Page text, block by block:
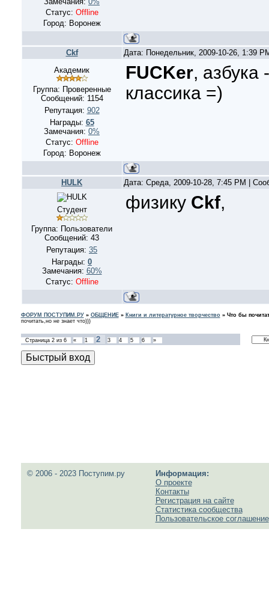
Статус: Offline
Город: Воронеж
Ckf
Дата: Понедельник, 2009-10-26, 1:39
Академик
Группа: Проверенные
Сообщений: 1154
Репутация: 902
Награды: 65
Замечания: 0%
Статус: Offline
Город: Воронеж
FUCKer, азбука
классика =)
HULK Дата: Среда, 2009-10-28, 7:45 PM |
Студент
Группа: Пользователи
Сообщений: 43
Репутация: 35
Награды: 0
Замечания: 60%
Статус: Offline
физику Ckf,
ФОРУМ ПОСТУПИМ.РУ» ОБЩЕНИЕ» Книги и литературное творчество » Что бы
почитать,но не знает что)))
Страница 2из 6 « 1 2 3 4 5 6 »
© 2006 - 2023 Поступим.ру
Информация:
О проекте
Контакты
Регистрация на сайте
Статистика сообщества
Пользовательское соглашение